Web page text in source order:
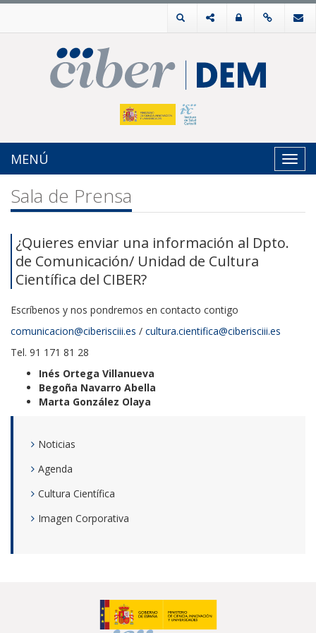
MENÚ
Sala de Prensa
¿Quieres enviar una información al Dpto.
de Comunicación/ Unidad de Cultura
Científica del CIBER?
Escríbenos y nos pondremos en contacto contigo
comunicacion@ciberisciii.es / cultura.cientifica@ciberisciii.es
Tel. 91 171 81 28
Inés Ortega Villanueva
Begoña Navarro Abella
Marta González Olaya
Noticias
Agenda
Cultura Científica
Imagen Corporativa